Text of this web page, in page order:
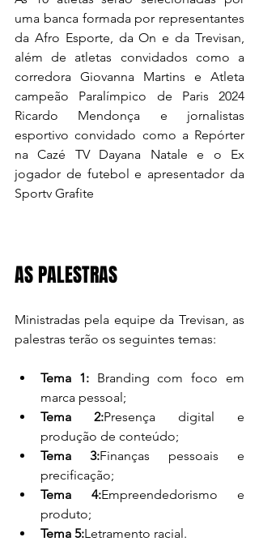
uma banca formada por representantes
da Afro Esporte, da On e da Trevisan,
além de atletas convidados como a
corredora Giovanna Martins e Atleta
campeão Paralímpico de Paris 2024
Ricardo Mendonça e jornalistas
esportivo convidado como a Repórter
na Cazé TV Dayana Natale e o Ex
jogador de futebol e apresentador da
Sportv Grafite
AS PALESTRAS
Ministradas pela equipe da Trevisan, as
palestras terão os seguintes temas:
Tema 1: Branding com foco em
marca pessoal;
Tema 2:Presença digital e
produção de conteúdo;
Tema 3:Finanças pessoais e
precificação;
Tema 4:Empreendedorismo e
produto;
Tema 5:Letramento racial.